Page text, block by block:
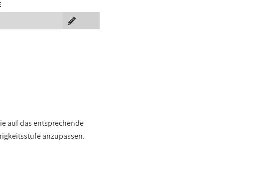
auf das entsprechende
anzupassen.